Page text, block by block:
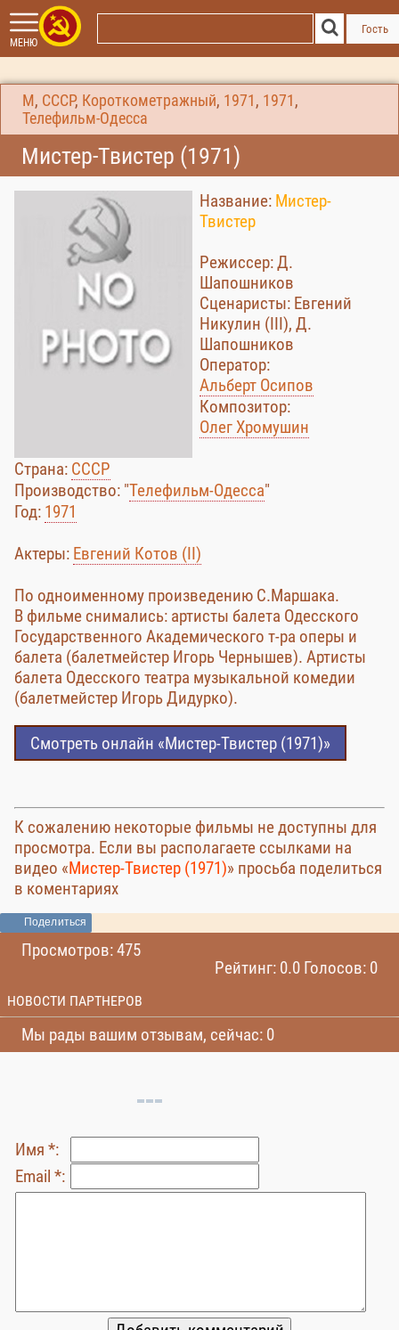
МЕНЮ
Гость
М , СССР, Короткометражный, 1971 , 1971 ,
Телефильм-Одесса
Мистер-Твистер (1971)
Название: Мистер-
Твистер
Режиссер: Д.
Шапошников
Сценаристы: Евгений
Никулин (III), Д.
Шапошников
Оператор:
Альберт Осипов
Композитор:
Олег Хромушин
Страна: СССР
Производство: "Телефильм-Одесса"
Год: 1971
Актеры: Евгений Котов (II)
По одноименному произведению С.Маршака.
В фильме снимались: артисты балета Одесского
Государственного Академического т-ра оперы и
балета (балетмейстер Игорь Чернышев). Артисты
балета Одесского театра музыкальной комедии
(балетмейстер Игорь Дидурко).
Смотреть онлайн «Мистер-Твистер (1971)»
К сожалению некоторые фильмы не доступны для
просмотра. Если вы располагаете ссылками на
видео «Мистер-Твистер (1971)» просьба поделиться
в коментариях
Поделиться
Просмотров: 475
Рейтинг: 0.0 Голосов: 0
НОВОСТИ ПАРТНЕРОВ
Мы рады вашим отзывам, сейчас: 0
Имя *:
Email *: